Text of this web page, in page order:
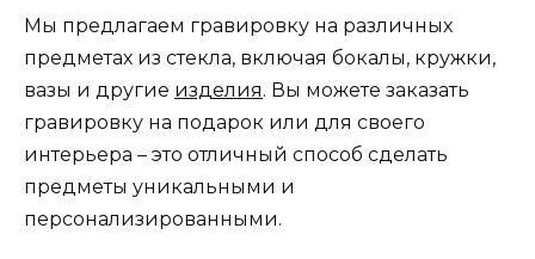
Мы предлагаем гравировку на различных
предметах из стекла, включая бокалы, кружки,
вазы и другие изделия. Вы можете заказать
гравировку на подарок или для своего
интерьера – это отличный способ сделать
предметы уникальными и
персонализированными.